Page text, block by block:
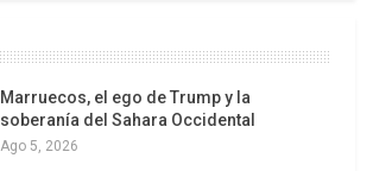
Marruecos, el ego de Trump y la
soberanía del Sahara Occidental
Ago 5, 2026